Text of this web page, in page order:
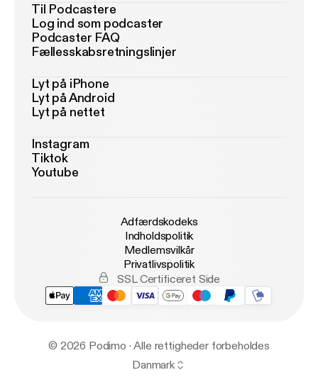
Til Podcastere
Log ind som podcaster
Podcaster FAQ
Fællesskabsretningslinjer
Lyt på iPhone
Lyt på Android
Lyt på nettet
Instagram
Tiktok
Youtube
Adfærdskodeks
Indholdspolitik
Medlemsvilkår
Privatlivspolitik
SSL Certificeret Side
© 2026 Podimo · Alle rettigheder forbeholdes
Danmark